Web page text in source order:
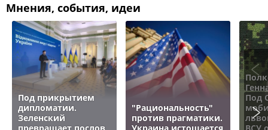
Мнения, события, идеи
Под прикрытием
дипломатии.
Зеленский
"Рациональность"
против прагматики.
Под